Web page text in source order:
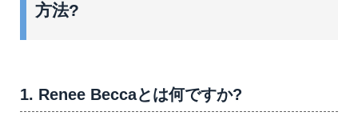
方法?
1. Renee Beccaとは何ですか?